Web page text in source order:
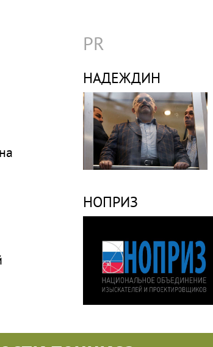
PR
НАДЕЖДИН
НОПРИЗ